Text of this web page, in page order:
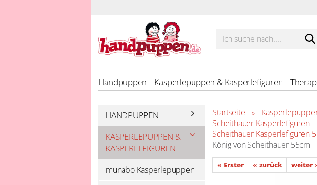
Handpuppen Kasperlepuppen & Kasperlefiguren
Startseite »
Scheithauer Kasperlefiguren
Scheithauer Kasperlefiguren
König von Scheithauer 55cm
« Erster « zurück weiter
HANDPUPPEN
KASPERLEPUPPEN &
KASPERLEFIGUREN
munabo Kasperlepuppen